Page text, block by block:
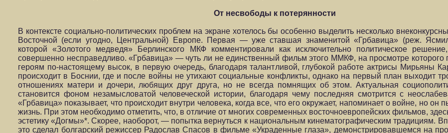
От несвободы к потерянности
В контексте социально-политических проблем на экране хотелось бы особенно выделить несколько
Восточной (если угодно, Центральной) Европе. Первая — уже ставшая знаменитой «Грбавица» (реж.
которой «Золотого медведя» Берлинского МКФ комментировали как исключительно политическое
совершенно несправедливо. «Грбавица» — чуть ли не единственный фильм этого ММКФ, на просмотре которого
героям по-настоящему высок, в первую очередь, благодаря талантливой, глубокой работе актрисы Мирьяны
происходит в Боснии, где и после войны не утихают социальные конфликты, однако на первый план выходит
отношениях матери и дочери, любящих друг друга, но не всегда помнящих об этом. Актуальная
становится фоном незамысловатой человеческой истории, благодаря чему последняя смотрится с
«Грбавица» показывает, что происходит внутри человека, когда все, что его окружает, напоминает о войне, но он
жизнь. При этом необходимо отметить, что, в отличие от многих современных восточноевропейских фильмов,
эстетику «Догмы»*. Скорее, наоборот, — попытка вернуться к национальным кинематографическим традициям.
это сделал болгарский режиссер Радослав Спасов в фильме «Украденные глаза», демонстрировавшемся на